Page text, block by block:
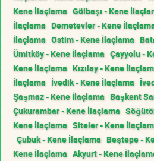
Kene İlaçlama Gölbaşı - Kene
İlaçlama Demetevler - Kene
İlaçlama Ostim - Kene İlaçlama
Ümitköy - Kene İlaçlama Çayyolu -
Kene İlaçlama Kızılay - Kene
İlaçlama İvedik - Kene İlaçlama
Şaşmaz - Kene İlaçlama Başkent
Çukurambar - Kene İlaçlama
Kene İlaçlama Siteler - Kene
Çubuk - Kene İlaçlama Beştepe -
Kene İlaçlama Akyurt - Kene